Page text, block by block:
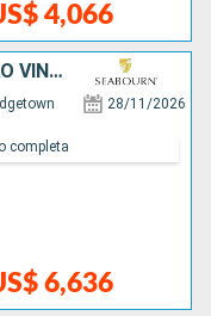
4,066
ESTADOS UNIDOS, GRENADA, SÃO VINCENTE E GRANADINAS, ANTIGUA E BARBUDA, SANTA LUCIA, BARBADOS
28/11/2026
6,636
completa